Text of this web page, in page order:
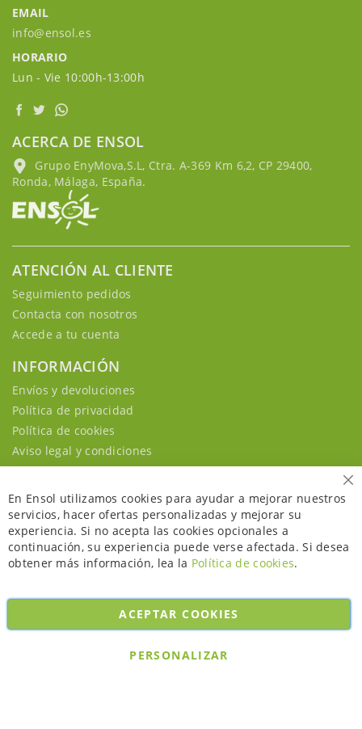
EMAIL
info@ensol.es
HORARIO
Lun - Vie 10:00h-13:00h
ACERCA DE ENSOL
Grupo EnyMova,S.L, Ctra. A-369 Km 6,2, CP 29400,
Ronda, Málaga, España.
ATENCIÓN AL CLIENTE
Seguimiento pedidos
Contacta con nosotros
Accede a tu cuenta
INFORMACIÓN
Envíos y devoluciones
Política de privacidad
Política de cookies
Aviso legal y condiciones
Copyright © 2026. All rights reserved. Powered byBobaly Partners.
En Ensol utilizamos cookies para ayudar a mejorar nuestros
servicios, hacer ofertas personalizadas y mejorar su
experiencia. Si no acepta las cookies opcionales a
continuación, su experiencia puede verse afectada. Si desea
obtener más información, lea la Política de cookies.
ACEPTAR COOKIES
PERSONALIZAR